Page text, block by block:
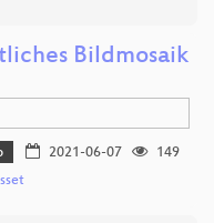
Bildmosaik
2021-06-07
149